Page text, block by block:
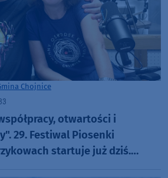
Chojnice
otwartości i
29. Festiwal Piosenki
startuje już dziś.